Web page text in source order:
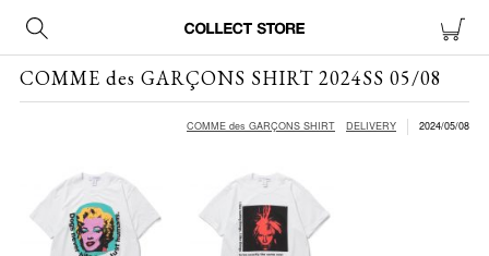
COMME des GARÇONS SHIRT 2024SS 05/08
COMME des GARÇONS SHIRT DELIVERY 2024/05/08